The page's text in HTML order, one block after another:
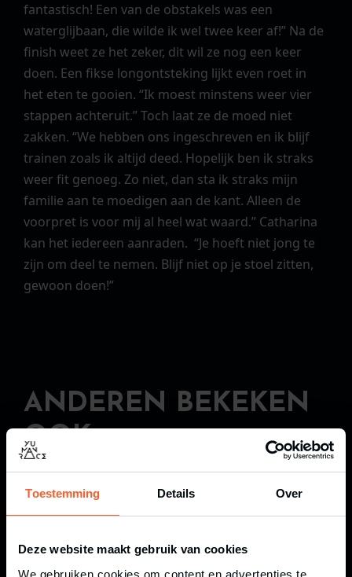
Toestemming Details Over
Deze website maakt gebruik van cookies
We gebruiken cookies om content en advertenties te
fantastisch! Een van de obstakels was een
waterglijbaan, die wilde ik wel twee keer af!” Na de
finish weet ze het zeker, dit wil ze nog een keer
doen. Een fikse longontsteking lijkt even roet in
het eten te gooien. “Ik moest minstens weer vier
stappen achteruit.” Toch laat ze de moed niet
zakken. “We hebben ons ingeschreven en ik blijf
trainen zoals ik altijd deed. Hopelijk ben ik straks
weer fit genoeg. Zo niet, dan sta ik straks mijn
familie aan te moedigen aan de kant. Alleen de
voorpret is voor mij al heel wat waard.” Catharina
kan het iedereen aanraden. “Je hoeft niet jong te
zijn om deel te nemen. Blijf niet op je stoel zitten,
gewoon doen!”
ANDEREN BEKEKEN
OOK